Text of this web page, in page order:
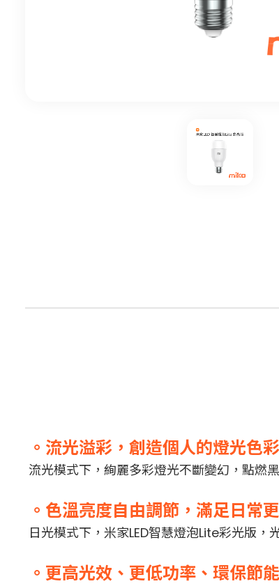
。流光溢彩，創造個人的燈光色彩
流光模式下，絢麗多彩燈光不斷變幻，點燃
。色溫亮度自由調節，滿足日常
日光模式下，米家LED智慧燈泡Lite彩光版，
。更高光效、更低功率、環保節